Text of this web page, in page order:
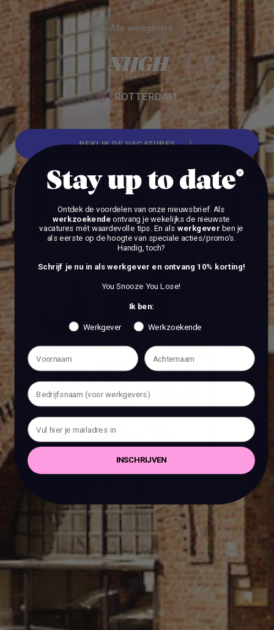
Alle werkgevers
Alle werkgevers
NIJGH
ROTTERDAM
BEKIJK DE VACATURES
BEKIJK DE VACATURES
Stay up to date
Ontdek de voordelen van onze nieuwsbrief. Als
werkzoekendeontvang je wekelijks de nieuwste
vacatures mét waardevolle tips. En als werkgever ben je
als eerste op de hoogte van speciale acties/promo's.
Handig, toch?
Schrijf je nu in als werkgever en ontvang 10% korting!
You Snooze You Lose!
Ik ben:
Werkgever Werkzoekende
INSCHRIJVEN